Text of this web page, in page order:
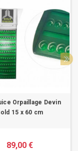
Orpaillage Devin
15 x 60 cm
89,00 €